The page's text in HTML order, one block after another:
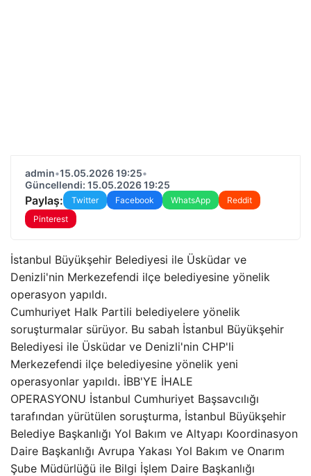
admin•15.05.2026 19:25•
Güncellendi: 15.05.2026 19:25
Paylaş: Twitter Facebook WhatsApp
Reddit
Pinterest
İstanbul Büyükşehir Belediyesi ile Üsküdar ve
Denizli'nin Merkezefendi ilçe belediyesine yönelik
operasyon yapıldı.
Cumhuriyet Halk Partili belediyelere yönelik
soruşturmalar sürüyor. Bu sabah İstanbul Büyükşehir
Belediyesi ile Üsküdar ve Denizli'nin CHP'li
Merkezefendi ilçe belediyesine yönelik yeni
operasyonlar yapıldı. İBB'YE İHALE
OPERASYONU İstanbul Cumhuriyet Başsavcılığı
tarafından yürütülen soruşturma, İstanbul Büyükşehir
Belediye Başkanlığı Yol Bakım ve Altyapı Koordinasyon
Daire Başkanlığı Avrupa Yakası Yol Bakım ve Onarım
Şube Müdürlüğü ile Bilgi İşlem Daire Başkanlığı